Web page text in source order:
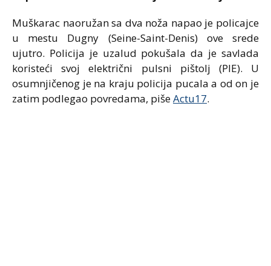
Muškarac naoružan sa dva noža napao je policajce
u mestu Dugny (Seine-Saint-Denis) ove srede
ujutro. Policija je uzalud pokušala da je savlada
koristeći svoj električni pulsni pištolj (PIE). U
osumnjičenog je na kraju policija pucala a od on je
zatim podlegao povredama, pišeActu17.